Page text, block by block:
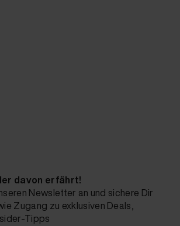
davon erfährt!
Newsletter an und sichere Dir
Zugang zu exklusiven Deals,
Tipps